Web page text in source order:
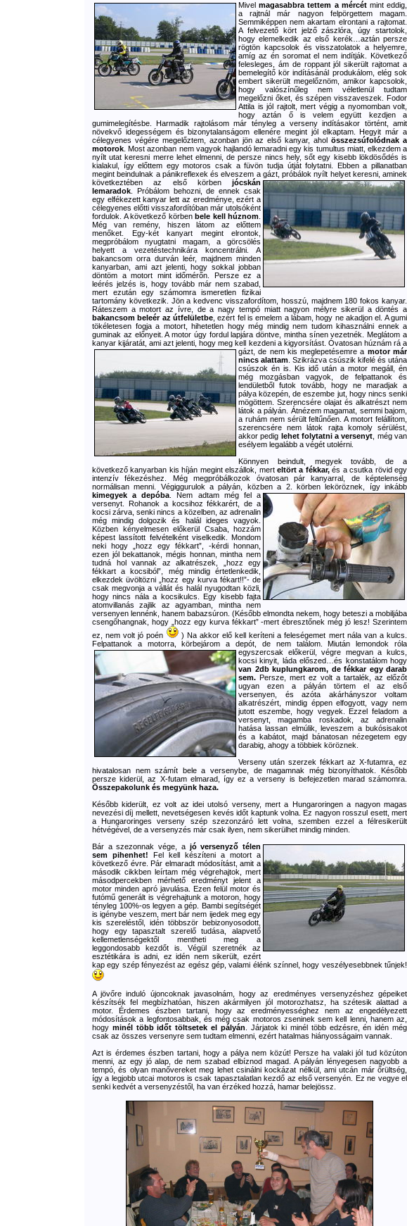
Mivelmagasabbra tettem a mércétmint eddig,
a rajtnál már nagyon felpörgettem magam.
Semmiképpen nem akartam elrontani a rajtomat.
A felvezető kört jelző zászlóra, úgy startolok,
hogy elemelkedik az első kerék…aztán persze
rögtön kapcsolok és visszatolatok a helyemre,
amíg az én soromat el nem indítják. Következő
felesleges, ám de roppant jól sikerült rajtomat a
bemelegítő kör indításánál produkálom, elég sok
embert sikerült megelőznöm, amikor kapcsolok,
hogy valószínűleg nem véletlenül tudtam
megelőzni őket, és szépen visszaveszek. Fodor
Attila is jól rajtolt, mert végig a nyomomban volt,
hogy aztán ő is velem együtt kezdjen a
gumimelegítésbe. Harmadik rajtolásom már tényleg a verseny indításakor történt, amit
növekvő idegességem és bizonytalanságom ellenére megint jól elkaptam. Hegyit már a
célegyenes végére megelőztem, azonban jön az első kanyar, aholösszezsúfolódnak a
motorok . Most azonban nem vagyok hajlandó lemaradni egy kis tumultus miatt, elkezdem a
nyílt utat keresni merre lehet elmenni, de persze nincs hely, sőt egy kisebb lökdösődés is
kialakul, így előttem egy motoros csak a füvön tudja útját folytatni. Ebben a pillanatban
megint beindulnak a pánikreflexek és elveszem a gázt, próbálok nyílt helyet keresni, aminek
következtében az első körben jócskán
lemaradok . Próbálom behozni, de ennek csak
egy elfékezett kanyar lett az eredménye, ezért a
célegyenes előtti visszafordítóban már utolsóként
fordulok. A következő körben bele kell húznom
Még van remény, hiszen látom az előttem
menőket. Egy-két kanyart megint elrontok,
megpróbálom nyugtatni magam, a görcsölés
helyett a vezetéstechnikára koncentrálni. A
bakancsom orra durván leér, majdnem minden
kanyarban, ami azt jelenti, hogy sokkal jobban
döntöm a motort mint időmérőn. Persze ez a
leérés jelzés is, hogy tovább már nem szabad,
mert ezután egy számomra ismeretlen fizikai
tartomány következik. Jön a kedvenc visszafordítom, hosszú, majdnem 180 fokos kanyar.
Ráteszem a motort az ívre, de a nagy tempó miatt nagyon mélyre sikerül a döntés a
bakancsom beleér az útfelületbe , ezért fel is emelem a lábam, hogy ne akadjon el. A gumi
tökéletesen fogja a motort, hihetetlen hogy még mindig nem tudom kihasználni ennek a
guminak az előnyeit. A motor úgy fordul lapjára döntve, mintha sínen vezetnék. Meglátom a
kanyar kijáratát, ami azt jelenti, hogy meg kell kezdeni a kigyorsítást. Óvatosan húznám rá a
gázt, de nem kis meglepetésemre a motor már
nincs alattam . Szikrázva csúszik kifelé és utána
csúszok én is. Kis idő után a motor megáll, én
még mozgásban vagyok, de felpattanok és
lendületből futok tovább, hogy ne maradjak a
pálya közepén, de eszembe jut, hogy nincs senki
mögöttem. Szerencsére olajat és alkatrészt nem
látok a pályán. Átnézem magamat, semmi bajom,
a ruhám nem sérült feltűnően. A motort felállítom,
szerencsére nem látok rajta komoly sérülést,
akkor pedig lehet folytatni a versenyt , még van
esélyem legalább a végét utolérni.
Könnyen beindult, megyek tovább, de a
következő kanyarban kis híján megint elszállok, mert eltört a fékkar,és a csutka rövid egy
intenzív fékezéshez. Még megpróbálkozok óvatosan pár kanyarral, de képtelenség
normálisan menni. Végiggurulok a pályán, közben a 2. körben leköröznek, így inkább
kimegyek a depóba . Nem adtam még fel a
versenyt. Rohanok a kocsihoz fékkarért, de a
kocsi zárva, senki nincs a közelben, az adrenalin
még mindig dolgozik és halál ideges vagyok.
Közben kényelmesen előkerül Csaba, hozzám
képest lassított felvételként viselkedik. Mondom
neki hogy „hozz egy fékkart”, -kérdi honnan,
ezen jól bekattanok, mégis honnan, mintha nem
tudná hol vannak az alkatrészek, „hozz egy
fékkart a kocsiból”, még mindig értetlenkedik,
elkezdek üvöltözni „hozz egy kurva fékart!!”- de
csak megvonja a vállát és halál nyugodtan közli,
hogy nincs nála a kocsikulcs. Egy kisebb fajta
atomvillanás zajlik az agyamban, mintha nem
versenyen lennénk, hanem babazsúron. (Később elmondta nekem, hogy beteszi a mobiljába
csengőhangnak, hogy „hozz egy kurva fékkart” -mert ébresztőnek még jó lesz! Szerintem
ez, nem volt jó poén
) Na akkor elő kell keríteni a feleségemet mert nála van a kulcs.
Felpattanok a motorra, körbejárom a depót, de nem találom. Miután lemondok róla
egyszercsak előkerül, végre megvan a kulcs,
kocsi kinyit, láda előszed…és konstatálom hogy
van 2db kuplungkarom, de fékkar egy darab
sem. Persze, mert ez volt a tartalék, az előzőt
ugyan ezen a pályán törtem el az első
versenyen, és azóta akárhányszor voltam
alkatrészért, mindig éppen elfogyott, vagy nem
jutott eszembe, hogy vegyek. Ezzel feladom a
versenyt, magamba roskadok, az adrenalin
hatása lassan elmúlik, leveszem a bukósisakot
és a kabátot, majd bánatosan nézegetem egy
darabig, ahogy a többiek köröznek.
Verseny után szerzek fékkart az X-futamra, ez
hivatalosan nem számít bele a versenybe, de magamnak még bizonyíthatok. Később
persze kiderül, az X-futam elmarad, így ez a verseny is befejezetlen marad számomra.
Összepakolunk és megyünk haza.
Később kiderült, ez volt az idei utolsó verseny, mert a Hungaroringen a nagyon magas
nevezési díj mellett, nevetségesen kevés időt kaptunk volna. Ez nagyon rosszul esett, mert
a Hungaroringes verseny szép szezonzáró lett volna, szemben ezzel a félresikerült
hétvégével, de a versenyzés már csak ilyen, nem sikerülhet mindig minden.
Bár a szezonnak vége, a jó versenyző télen
sem pihenhet! Fel kell készíteni a motort a
következő évre. Pár elmaradt módosítást, amit a
második cikkben leírtam még végrehajtok, mert
másodpercekben mérhető eredményt jelent a
motor minden apró javulása. Ezen felül motor és
futómű generált is végrehajtunk a motoron, hogy
tényleg 100%-os legyen a gép. Bambi segítségét
is igénybe veszem, mert bár nem ijedek meg egy
kis szereléstől, idén többször bebizonyosodott,
hogy egy tapasztalt szerelő tudása, alapvető
kellemetlenségektől mentheti meg a
leggondosabb kezdőt is. Végül szeretnék az
esztétikára is adni, ez idén nem sikerült, ezért
kap egy szép fényezést az egész gép, valami élénk színnel, hogy veszélyesebbnek tűnjek!
A jövőre induló újoncoknak javasolnám, hogy az eredményes versenyzéshez gépeiket
készítsék fel megbízhatóan, hiszen akármilyen jól motorozhatsz, ha szétesik alattad a
motor. Érdemes észben tartani, hogy az eredményességhez nem az engedélyezett
módosítások a legfontosabbak, és még csak motoros zseninek sem kell lenni, hanem az,
hogy minél több időt töltsetek el pályán . Járjatok ki minél több edzésre, én idén még
csak az összes versenyre sem tudtam elmenni, ezért hatalmas hiányosságaim vannak.
Azt is érdemes észben tartani, hogy a pálya nem közút! Persze ha valaki jól tud közúton
menni, az egy jó alap, de nem szabad elbíznod magad. A pályán lényegesen nagyobb a
tempó, és olyan manővereket meg lehet csinálni kockázat nélkül, ami utcán már őrültség,
így a legjobb utcai motoros is csak tapasztalatlan kezdő az első versenyén. Ez ne vegye el
senki kedvét a versenyzéstől, ha van érzéked hozzá, hamar belejössz.